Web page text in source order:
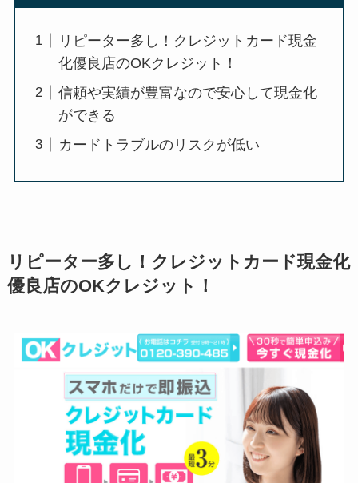
リピーター多し！クレジットカード現金
化優良店のOKクレジット！
信頼や実績が豊富なので安心して現金化
ができる
カードトラブルのリスクが低い
リピーター多し！クレジットカード現金化
優良店のOKクレジット！